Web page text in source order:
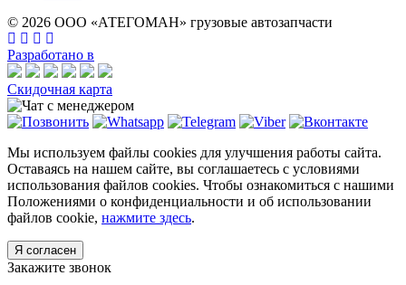
© 2026 ООО «АТЕГОМАН» грузовые автозапчасти
Разработано в
Скидочная карта
Мы используем файлы cookies для улучшения работы сайта.
Оставаясь на нашем сайте, вы соглашаетесь с условиями
использования файлов cookies. Чтобы ознакомиться с нашими
Положениями о конфиденциальности и об использовании
файлов cookie, нажмите здесь.
Я согласен
Закажите звонок